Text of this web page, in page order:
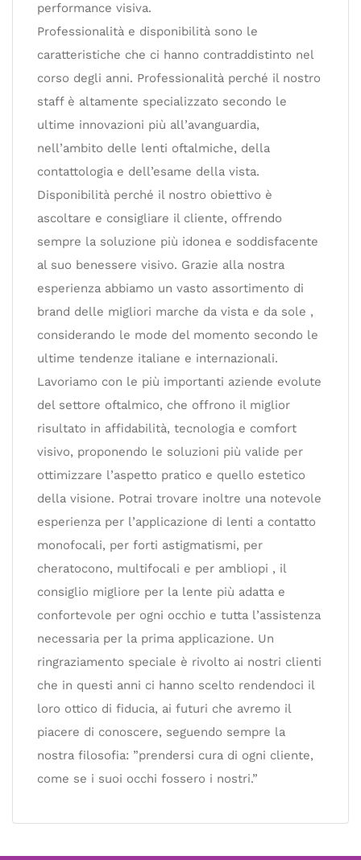
performance visiva.
Professionalità e disponibilità sono le
caratteristiche che ci hanno contraddistinto nel
corso degli anni. Professionalità perché il nostro
staff è altamente specializzato secondo le
ultime innovazioni più all’avanguardia,
nell’ambito delle lenti oftalmiche, della
contattologia e dell’esame della vista.
Disponibilità perché il nostro obiettivo è
ascoltare e consigliare il cliente, offrendo
sempre la soluzione più idonea e soddisfacente
al suo benessere visivo. Grazie alla nostra
esperienza abbiamo un vasto assortimento di
brand delle migliori marche da vista e da sole ,
considerando le mode del momento secondo le
ultime tendenze italiane e internazionali.
Lavoriamo con le più importanti aziende evolute
del settore oftalmico, che offrono il miglior
risultato in affidabilità, tecnologia e comfort
visivo, proponendo le soluzioni più valide per
ottimizzare l’aspetto pratico e quello estetico
della visione. Potrai trovare inoltre una notevole
esperienza per l’applicazione di lenti a contatto
monofocali, per forti astigmatismi, per
cheratocono, multifocali e per ambliopi , il
consiglio migliore per la lente più adatta e
confortevole per ogni occhio e tutta l’assistenza
necessaria per la prima applicazione. Un
ringraziamento speciale è rivolto ai nostri clienti
che in questi anni ci hanno scelto rendendoci il
loro ottico di fiducia, ai futuri che avremo il
piacere di conoscere, seguendo sempre la
nostra filosofia: ”prendersi cura di ogni cliente,
come se i suoi occhi fossero i nostri.”